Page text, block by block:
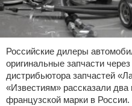
Российские дилеры
оригинальные запчасти
дистрибьютора запчастей
«Известиям» рассказали
французской марки в